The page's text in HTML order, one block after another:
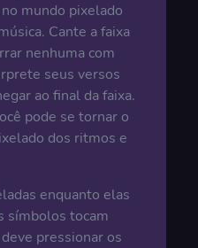
mundo pixelado
Cante a faixa
nenhuma com
seus versos
ao final da faixa.
pode se tornar o
dos ritmos e
enquanto elas
símbolos tocam
pressionar os